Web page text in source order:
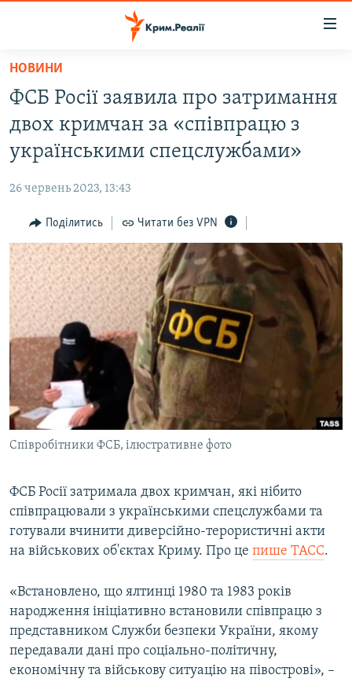
Перейти
основного
матеріалу
Перейти
до
основної
навігації
Перейти
до
пошуку
ВІДЕО ТА ФОТО
БЛОГИ
ПОГЛЯД
ІНТЕРВ'Ю
ВСЕ ЗА ДЕНЬ
СПЕЦПРОЕКТИ
ДЕПОРТАЦІЯ
ВІДЕОУРОКИ «ELIFBE»
СВІДЧЕННЯ ОКУПАЦІЇ
УКРАЇНСЬКА ПРОБЛЕМА КРИМУ
ІНФОГРАФІКА
ЯК ОБІЙТИ БЛОКУВАННЯ
Русский
Qırımtatar
ДОЛУЧАЙСЯ!
Усі сайти RFE/RL
НОВИНИ
ФСБ Росії заявила про затримання
двох кримчан за «співпрацю з
українськими спецслужбами»
26 червень 2023, 13:43
Поділитись Читати без VPN
Співробітники ФСБ, ілюстративне фото
ФСБ Росії затримала двох кримчан, які нібито
співпрацювали з українськими спецслужбами та
готували вчинити диверсійно-терористичні акти
на військових об'єктах Криму. Про це пише ТАСС.
«Встановлено, що ялтинці 1980 та 1983 років
народження ініціативно встановили співпрацю з
представником Служби безпеки України, якому
передавали дані про соціально-політичну,
економічну та військову ситуацію на півострові», –